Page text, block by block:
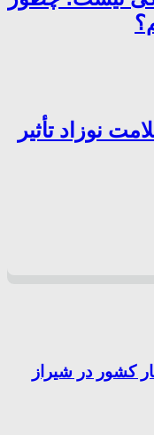
نوزاد تأثیر
کشور در شیراز